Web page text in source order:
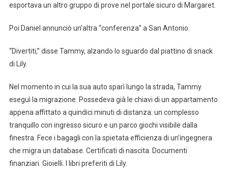
esportava un altro gruppo di prove nel portale sicuro di Margaret.
Poi Daniel annunciò un’altra “conferenza” a San Antonio.
“Divertiti,” disse Tammy, alzando lo sguardo dal piattino di snack
di Lily.
Nel momento in cui la sua auto sparì lungo la strada, Tammy
eseguì la migrazione. Possedeva già le chiavi di un appartamento
appena affittato a quindici minuti di distanza: un complesso
tranquillo con ingresso sicuro e un parco giochi visibile dalla
finestra. Fece i bagagli con la spietata efficienza di un’ingegnera
che migra un database. Certificati di nascita. Documenti
finanziari. Gioielli. I libri preferiti di Lily.